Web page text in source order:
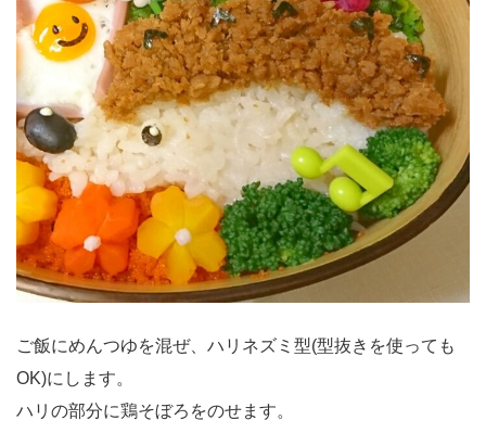
ご飯にめんつゆを混ぜ、ハリネズミ型(型抜きを使っても
OK)にします。
ハリの部分に鶏そぼろをのせます。